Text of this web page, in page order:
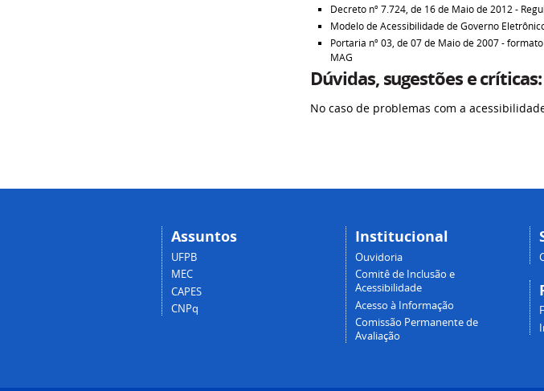
Decreto nº 7.724, de 16 de Maio de 2012 -
Modelo de Acessibilidade de Governo
Portaria nº 03, de 07 de Maio de 2007 -
MAG
Dúvidas, sugestões e críticas:
No caso de problemas com a
Assuntos
UFPB
MEC
CAPES
CNPq
Institucional
Ouvidoria
Comitê de Inclusão e
Acessibilidade
Acesso à Informação
Comissão Permanente de
Avaliação